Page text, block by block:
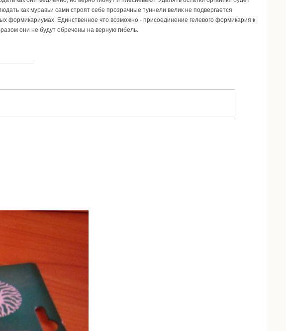
как муравьи сами строят себе прозрачные туннели велик не подвергается
формикариумах. Единственное что возможно - присоединение гелевого формикария к
они не будут обречены на верную гибель.